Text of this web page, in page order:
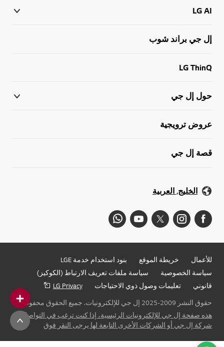
LG AI
إل جي براند شوب
LG ThinQ
حول إل جي
عروض ترويجية
قصة إل جي
الخليج, العربية
للأعمال خريطة الموقع
بنود استخدام خدمة LGE
سياسة الخصوصية
سياسة ملفات تعريف الارتباط (الكوكيز)
قانوني
تعليمات وصول ذوي الاحتياجات
LG Privacy
حقوق النشر 2009-2025 إل جي للإلكترونيات. جميع الحقوق محفوظة
هذه صفحة إل جي للإلكترونيات الرئيسية، إذا كنت ترغب في التواصل مع
شركة إل جي أو الشركات الأخرى التابعة لها يرجى النقر فوق